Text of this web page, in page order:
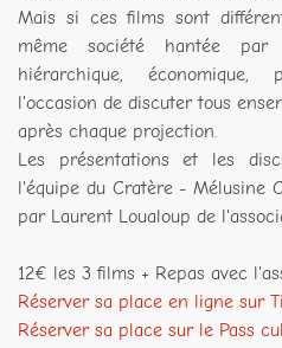
Mais si ces films sont
même société hantée
hiérarchique, économique,
l'occasion de discuter tous
après chaque projection.
Les présentations et les
l'équipe du Cratère - Mélusine
par Laurent Loualoup de
12€ les 3 films + Repas avec
Réserver sa place en ligne sur
Réserver sa place sur le Pass